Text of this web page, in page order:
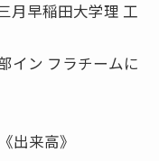
月早稲田大学理 工
イン フラチームに
出来高》